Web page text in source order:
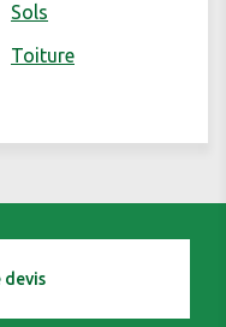
Sols
Toiture
devis